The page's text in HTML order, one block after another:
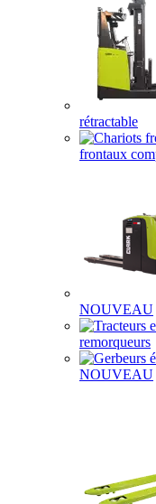
rétractable
frontaux
NOUVEAU
remorqueurs
NOUVEAU